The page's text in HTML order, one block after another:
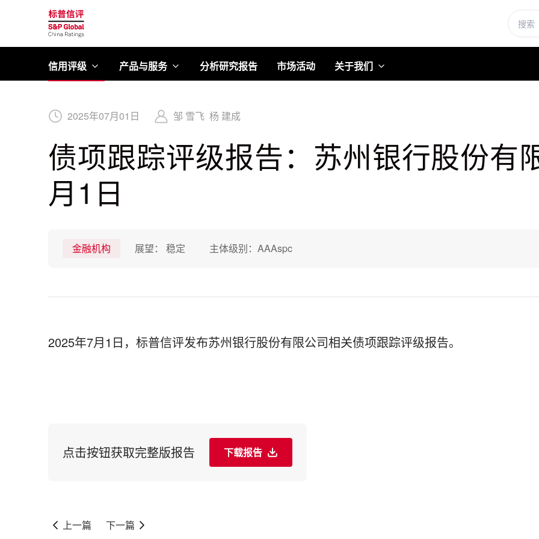
标普信评
信用评级 产品与服务 分析研究报告 市场活动 关于我们
2025年07月01 日 邹 雪飞 杨 建成
债项跟踪评级报告：苏州银行股份有
月1日
金融机构 展望： 稳定 主体级别： AAAspc
2025年7月1日，标普信评发布苏州银行股份有限公司相关债项跟踪评级报告。
点击按钮获取完整版报告 下载报告
上一篇 下一篇